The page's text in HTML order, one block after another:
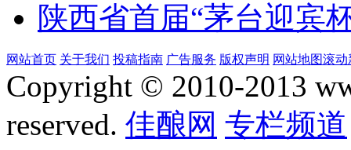
陕西省首届“茅台迎宾
网站首页 关于我们 投稿指南 广告服务 版权声明 网站地图滚动
Copyright © 2010-2013
reserved. 佳酿网 专栏频道